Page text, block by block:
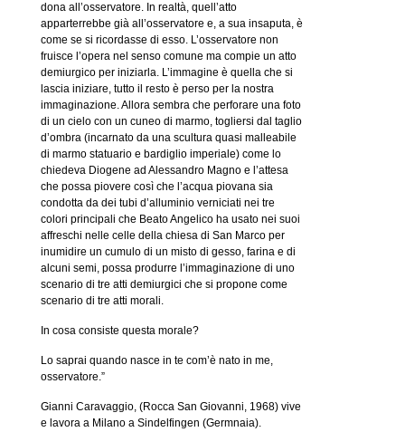
dona all’osservatore. In realtà, quell’atto
apparterrebbe già all’osservatore e, a sua insaputa, è
come se si ricordasse di esso. L’osservatore non
fruisce l’opera nel senso comune ma compie un atto
demiurgico per iniziarla. L’immagine è quella che si
lascia iniziare, tutto il resto è perso per la nostra
immaginazione. Allora sembra che perforare una foto
di un cielo con un cuneo di marmo, togliersi dal taglio
d’ombra (incarnato da una scultura quasi malleabile
di marmo statuario e bardiglio imperiale) come lo
chiedeva Diogene ad Alessandro Magno e l’attesa
che possa piovere così che l’acqua piovana sia
condotta da dei tubi d’alluminio verniciati nei tre
colori principali che Beato Angelico ha usato nei suoi
affreschi nelle celle della chiesa di San Marco per
inumidire un cumulo di un misto di gesso, farina e di
alcuni semi, possa produrre l’immaginazione di uno
scenario di tre atti demiurgici che si propone come
scenario di tre atti morali.
In cosa consiste questa morale?
Lo saprai quando nasce in te com’è nato in me,
osservatore.”
Gianni Caravaggio, (Rocca San Giovanni, 1968) vive
e lavora a Milano a Sindelfingen (Germnaia).